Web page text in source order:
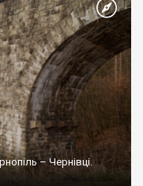
– Чернівці.